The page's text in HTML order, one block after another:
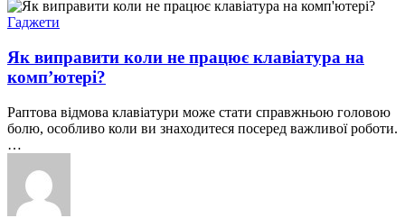
Як
виправити
не
працює
клавіатура
комп’ютері?
Гаджети
Як виправити коли не працює клавіатура на
комп’ютері?
Раптова відмова клавіатури може стати справжньою головою
болю, особливо коли ви знаходитеся посеред важливої роботи.
…